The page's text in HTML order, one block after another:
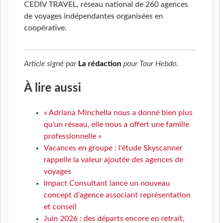
CEDIV TRAVEL, réseau national de 260 agences
de voyages indépendantes organisées en
coopérative.
Article signé par La rédaction pour Tour Hebdo.
À lire aussi
« Adriana Minchella nous a donné bien plus
qu'un réseau, elle nous a offert une famille
professionnelle »
Vacances en groupe : l'étude Skyscanner
rappelle la valeur ajoutée des agences de
voyages
Impact Consultant lance un nouveau
concept d’agence associant représentation
et conseil
Juin 2026 : des départs encore en retrait,